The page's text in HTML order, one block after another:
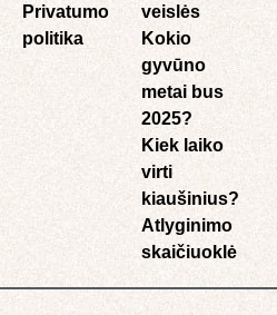
Privatumo
politika
veislės
Kokio
gyvūno
metai bus
2025?
Kiek laiko
virti
kiaušinius?
Atlyginimo
skaičiuoklė​